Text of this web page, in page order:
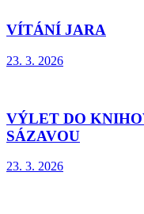
VÍTÁNÍ JARA
23. 3. 2026
VÝLET DO
SÁZAVOU
23. 3. 2026